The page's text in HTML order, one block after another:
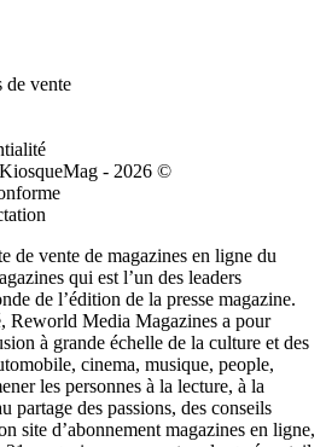
de vente
- 2026 ©
de vente de magazines en ligne du
qui est l’un des leaders
de l’édition de la presse magazine.
Reworld Media Magazines a pour
à grande échelle de la culture et des
cinema, musique, people,
les personnes à la lecture, à la
partage des passions, des conseils
site d’abonnement magazines en ligne,